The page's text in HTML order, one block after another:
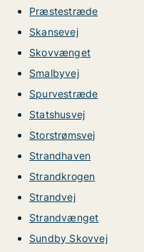
Præstestræde
Skansevej
Skovvænget
Smalbyvej
Spurvestræde
Statshusvej
Storstrømsvej
Strandhaven
Strandkrogen
Strandvej
Strandvænget
Sundby Skovvej